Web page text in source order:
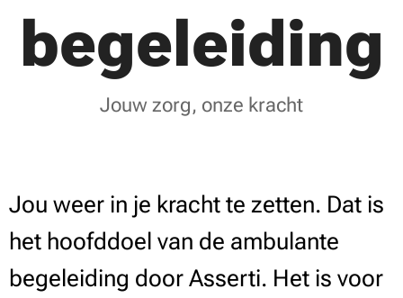
begeleiding
Jouw zorg, onze kracht
Jou weer in je kracht te zetten. Dat is
het hoofddoel van de ambulante
begeleiding door Asserti. Het is voor